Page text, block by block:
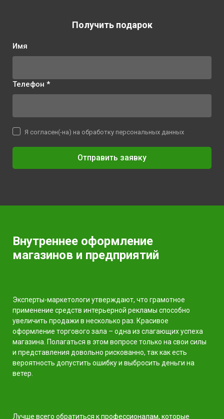
Получить подарок
Имя
Телефон *
Отправить заявку
Я согласен(-на) на обработку персональных данных
Внутреннее оформление
магазинов и предприятий
Эксперты-маркетологи утверждают, что грамотное
применение средств интерьерной рекламы способно
увеличить продажи в несколько раз. Красивое
оформление торгового зала – одна из слагающих успеха
магазина. Полагаться в этом вопросе только на свои силы
и представления довольно рискованно, так как есть
вероятность допустить ошибку и выбросить деньги на
ветер.
Лучше всего обратиться к профессионалам, которые